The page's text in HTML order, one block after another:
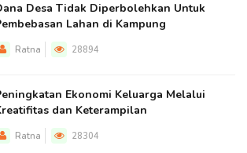
Desa Tidak Diperbolehkan Untuk
Lahan di Kampung
Ratna 28894
Ekonomi Keluarga Melalui
dan Keterampilan
Ratna 28304